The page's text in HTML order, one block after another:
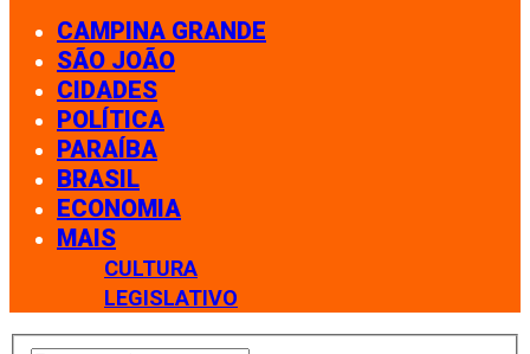
CAMPINA GRANDE
SÃO JOÃO
CIDADES
POLÍTICA
PARAÍBA
BRASIL
ECONOMIA
MAIS
CULTURA
LEGISLATIVO